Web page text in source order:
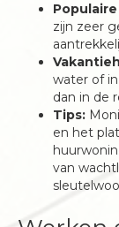
zijn zeer
water of
dan in de
Tips:
en het
van